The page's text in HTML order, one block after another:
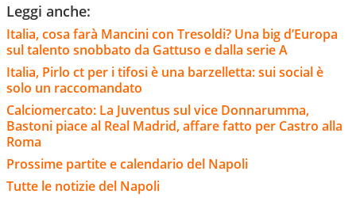
Leggi anche:
Italia, cosa farà Mancini con Tresoldi? Una big d’Europa
sul talento snobbato da Gattuso e dalla serie A
Italia, Pirlo ct per i tifosi è una barzelletta: sui social è
solo un raccomandato
Calciomercato: La Juventus sul vice Donnarumma,
Bastoni piace al Real Madrid, affare fatto per Castro alla
Roma
Prossime partite e calendario del Napoli
Tutte le notizie del Napoli